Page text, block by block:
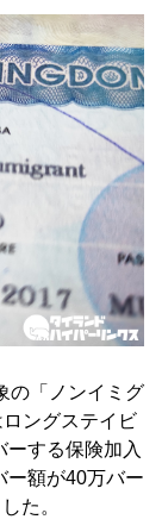
の「ノンイミグ
ングステイビ
する保険加入
ー額が40万バー
た。